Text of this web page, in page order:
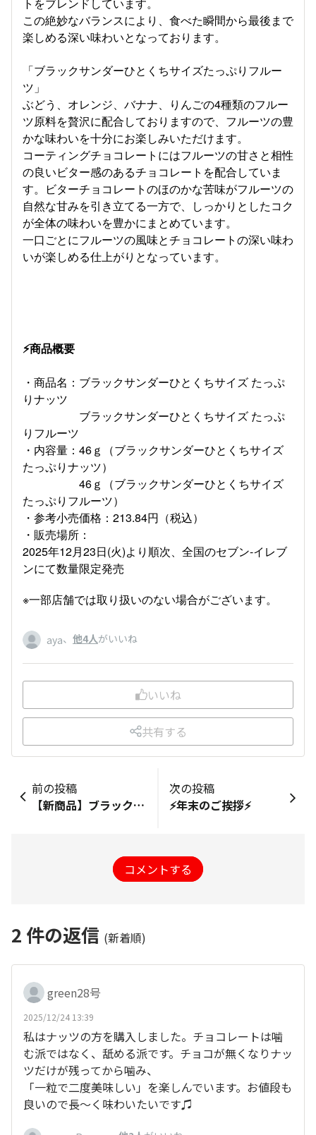
トをブレンドしています。
この絶妙なバランスにより、食べた瞬間から最後まで
楽しめる深い味わいとなっております。
「ブラックサンダーひとくちサイズたっぷりフルー
ツ」
ぶどう、オレンジ、バナナ、りんごの4種類のフルー
ツ原料を贅沢に配合しておりますので、フルーツの豊
かな味わいを十分にお楽しみいただけます。
コーティングチョコレートにはフルーツの甘さと相性
の良いビター感のあるチョコレートを配合していま
す。ビターチョコレートのほのかな苦味がフルーツの
自然な甘みを引き立てる一方で、しっかりとしたコク
が全体の味わいを豊かにまとめています。
一口ごとにフルーツの風味とチョコレートの深い味わ
いが楽しめる仕上がりとなっています。
⚡商品概要
・商品名：ブラックサンダーひとくちサイズ たっぷ
りナッツ
ブラックサンダーひとくちサイズ たっぷ
りフルーツ
・内容量：46ｇ（ブラックサンダーひとくちサイズ
たっぷりナッツ）
46ｇ（ブラックサンダーひとくちサイズ
たっぷりフルーツ）
・参考小売価格：213.84円（税込）
・販売場所：
2025年12月23日(火)より順次、全国のセブン‐イレブ
ンにて数量限定発売
※一部店舗では取り扱いのない場合がございます。
aya、 他4人がいいね
いいね
共有する
前の投稿
【新商品】ブラックサンダー うっとりジャンドゥーヤ
次の投稿
⚡年末のご挨拶⚡
コメントする
2 件の返信 (新着順)
green28号
2025/12/24 13:39
私はナッツの方を購入しました。チョコレートは噛
む派ではなく、舐める派です。チョコが無くなりナッ
ツだけが残ってから噛み、
「一粒で二度美味しい」を楽しんでいます。お値段も
良いので長〜く味わいたいです♫